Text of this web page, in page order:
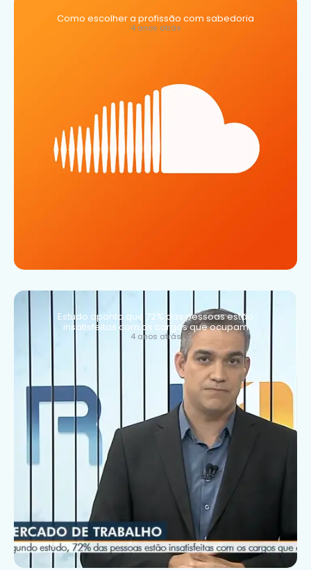
Como escolher a profissão com sabedoria
4 anos atrás
Estudo aponta que 72% das pessoas estão
insatisfeitas com os cargos que ocupam
4 anos atrás